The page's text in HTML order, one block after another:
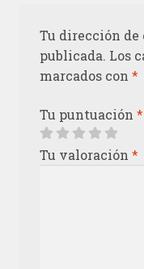
Tu dirección de
publicada. Los
marcados con *
Tu puntuación *
Tu valoración *